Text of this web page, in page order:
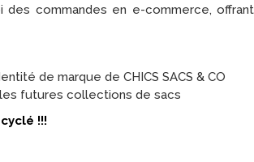
commandes en e-commerce,
de marque de CHICS SACS & CO
futures collections de sacs
!!!